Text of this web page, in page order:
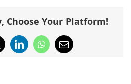
Choose Your Platform!
LinkedInWhatsApp
Email